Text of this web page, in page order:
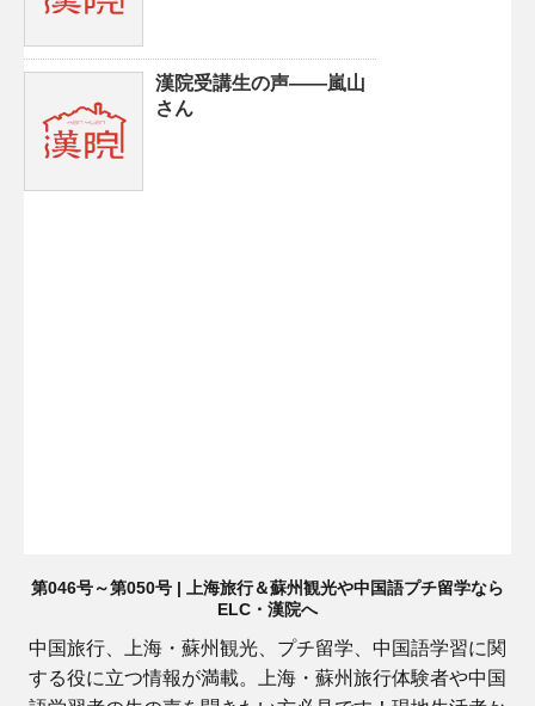
漢院受講生の声——嵐山
さん
第046号～第050号 | 上海旅行＆蘇州観光や中国語プチ留学なら
ELC・漢院へ
中国旅行、上海・蘇州観光、プチ留学、中国語学習に関
する役に立つ情報が満載。上海・蘇州旅行体験者や中国